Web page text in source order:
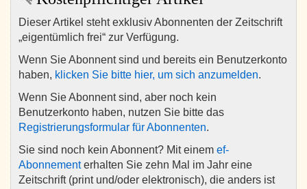
Dieser Artikel steht exklusiv Abonnenten der Zeitschrift
„eigentümlich frei“ zur Verfügung.
Wenn Sie Abonnent sind und bereits ein Benutzerkonto
haben, klicken Sie bitte hier, um sich anzumelden.
Wenn Sie Abonnent sind, aber noch kein
Benutzerkonto haben, nutzen Sie bitte das
Registrierungsformular für Abonnenten.
Sie sind noch kein Abonnent? Mit einem ef-
Abonnementerhalten Sie zehn Mal im Jahr eine
Zeitschrift (print und/oder elektronisch), die anders ist